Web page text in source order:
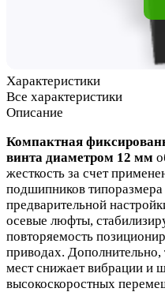
Характеристики
Все характеристики
Описание
Компактная
винта диаметром 12 мм
жесткость за счет
подшипников
предварительной
осевые люфты,
повторяемость
приводах.
мест снижает вибрации и
высокоскоростных